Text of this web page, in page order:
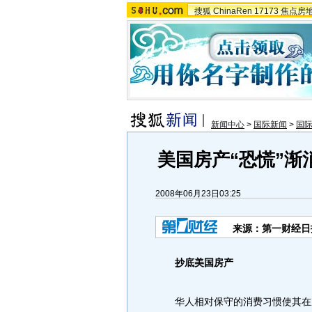
搜狐 ChinaRen 17173 焦点房
新闻中心 > 国际新闻 > 国
美国房产“恐慌”渐
2008年06月23日03:25
来源：第一财经
抄底美国房产
华人相对保守的消费习惯使其在